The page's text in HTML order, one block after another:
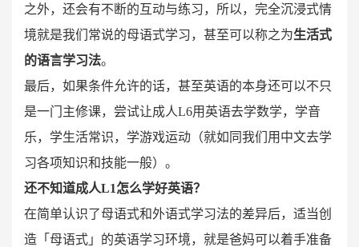
之外，还会有不断的互动与练习，所以，完全沉浸式情
境就是我们常说的母语式学习，甚至可以称之为生活式
的语言学习法。
最后，如果条件允许的话，甚至英语的本身还可以不只
是一门主修课，尝试让成人L6用英语去学数学，学音
乐，学生活常识，学游戏运动（就如同我们用中文去学
习各项知识和技能一般）。
还不知道成人L1怎么学好英语？
在简单认识了母语式和外语式学习法的差异后，适当创
造「母语式」的英语学习环境，就是爸妈可以着手准备